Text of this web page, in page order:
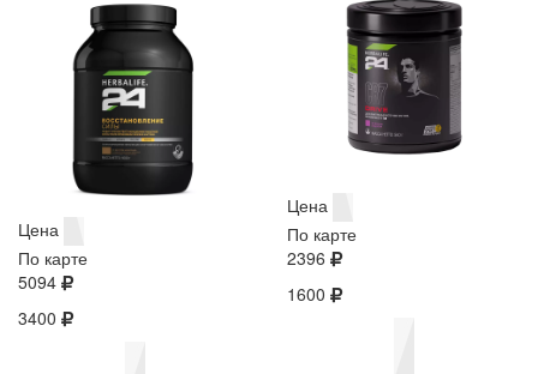
Цена
По карте
5094
3400
Цена
По карте
2396
1600